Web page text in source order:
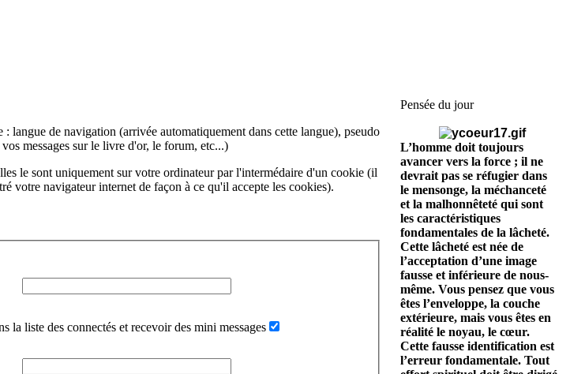
langue de navigation (arrivée automatiquement dans cette langue), pseudo
messages sur le livre d'or, le forum, etc...)
le sont uniquement sur votre ordinateur par l'intermédaire d'un cookie (il
votre navigateur internet de façon à ce qu'il accepte les cookies).
la liste des connectés et recevoir des mini messages
Pensée du jour
L’homme doit toujours
avancer vers la force ; il ne
devrait pas se réfugier dans
le mensonge, la méchanceté
et la malhonnêteté qui sont
les caractéristiques
fondamentales de la lâcheté.
Cette lâcheté est née de
l’acceptation d’une image
fausse et inférieure de nous-
même. Vous pensez que vous
êtes l’enveloppe, la couche
extérieure, mais vous êtes en
réalité le noyau, le cœur.
Cette fausse identification est
l’erreur fondamentale. Tout